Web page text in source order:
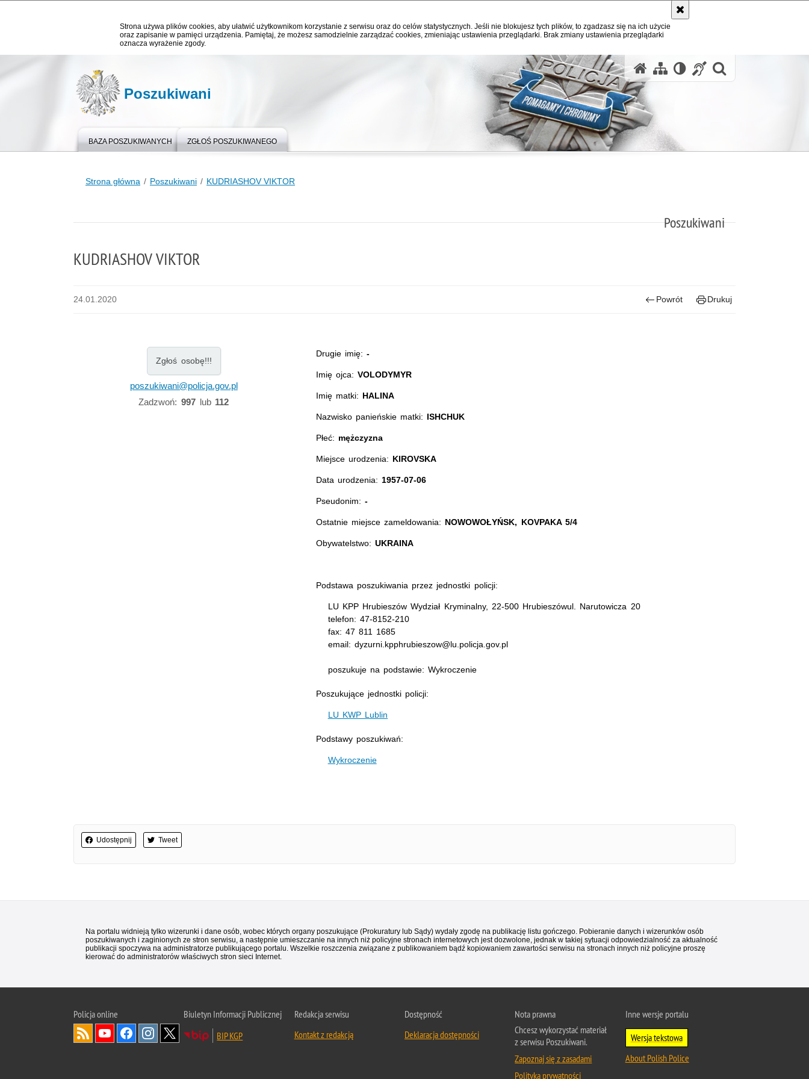
Strona używa plików cookies, aby ułatwić użytkownikom korzystanie z serwisu oraz do celów statystycznych. Jeśli nie blokujesz tych plików, to zgadzasz się na ich użycie
oraz zapisanie w pamięci urządzenia. Pamiętaj, że możesz samodzielnie zarządzać cookies, zmieniając ustawienia przeglądarki. Brak zmiany ustawienia przeglądarki
oznacza wyrażenie zgody.
Poszukiwani
BAZA POSZUKIWANYCH ZGŁOŚ POSZUKIWANEGO
Strona główna Poszukiwani KUDRIASHOV VIKTOR
Poszukiwani
KUDRIASHOV VIKTOR
24.01.2020 Powrót Drukuj
Zgłoś osobę!!!
poszukiwani@policja.gov.pl
Zadzwoń: 997lub 112
Drugie imię:-
Imię ojca:VOLODYMYR
Imię matki: HALINA
Nazwisko panieńskie matki: ISHCHUK
Płeć: mężczyzna
Miejsce urodzenia: KIROVSKA
Data urodzenia: 1957-07-06
Pseudonim: -
Ostatnie miejsce zameldowania: NOWOWOŁYŃSK, KOVPAKA 5/4
Obywatelstwo: UKRAINA
Podstawa poszukiwania przez jednostki policji:
LU KPP Hrubieszów Wydział Kryminalny, 22-500 Hrubieszówul. Narutowicza 20
telefon: 47-8152-210
fax: 47 811 1685
email: dyzurni.kpphrubieszow@lu.policja.gov.pl
poszukuje na podstawie: Wykroczenie
Poszukujące jednostki policji:
LU KWP Lublin
Podstawy poszukiwań:
Wykroczenie
Udostępnij Tweet
Na portalu widnieją tylko wizerunki i dane osób, wobec których organy poszukujące (Prokuratury lub Sądy) wydały zgodę na publikację listu gończego. Pobieranie danych i wizerunków osób
poszukiwanych i zaginionych ze stron serwisu, a następnie umieszczanie na innych niż policyjne stronach internetowych jest dozwolone, jednak w takiej sytuacji odpowiedzialność za aktualność
publikacji spoczywa na administratorze publikującego portalu. Wszelkie roszczenia związane z publikowaniem bądź kopiowaniem zawartości serwisu na stronach innych niż policyjne proszę
kierować do administratorów właściwych stron sieci Internet.
Policjaonline
Biuletyn Informacji Publicznej
BIP KGP
Redakcja serwisu
Kontakt z redakcją
Dostępność
Deklaracja dostępności
Nota prawna
Chcesz wykorzystać materiał
z serwisu Poszukiwani.
Zapoznaj się z zasadami
Polityka prywatności
Inne wersje portalu
Wersja tekstowa
About Polish Police